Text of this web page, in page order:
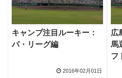
キャンプ注目ルーキー：
パ・リーグ編
2016年02月01日
広
馬
フ